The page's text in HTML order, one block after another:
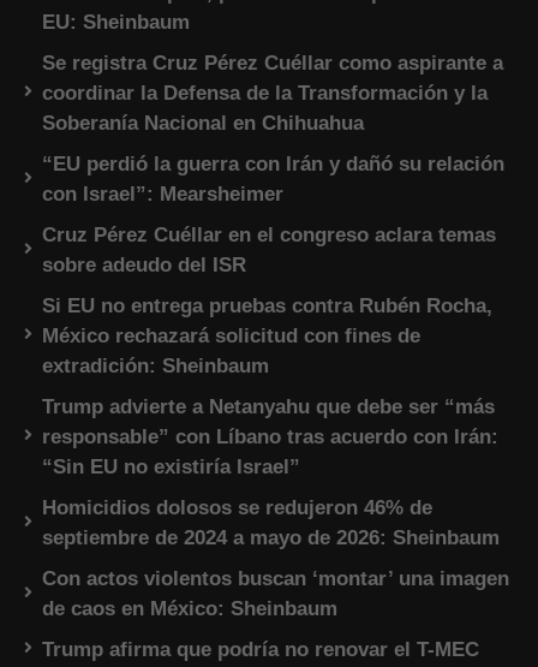
EU: Sheinbaum
Se registra Cruz Pérez Cuéllar como aspirante a
coordinar la Defensa de la Transformación y la
Soberanía Nacional en Chihuahua
“EU perdió la guerra con Irán y dañó su relación
con Israel”: Mearsheimer
Cruz Pérez Cuéllar en el congreso aclara temas
sobre adeudo del ISR
Si EU no entrega pruebas contra Rubén Rocha,
México rechazará solicitud con fines de
extradición: Sheinbaum
Trump advierte a Netanyahu que debe ser “más
responsable” con Líbano tras acuerdo con Irán:
“Sin EU no existiría Israel”
Homicidios dolosos se redujeron 46% de
septiembre de 2024 a mayo de 2026: Sheinbaum
Con actos violentos buscan ‘montar’ una imagen
de caos en México: Sheinbaum
Trump afirma que podría no renovar el T-MEC